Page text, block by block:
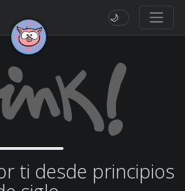
🌙
ti desde principios